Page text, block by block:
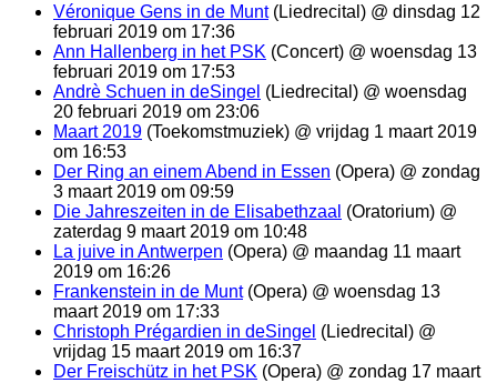
Véronique Gens in de Munt(Liedrecital) @ dinsdag 12
februari 2019 om 17:36
Ann Hallenberg in het PSK (Concert) @ woensdag 13
februari 2019 om 17:53
Andrè Schuen in deSingel (Liedrecital) @ woensdag
20 februari 2019 om 23:06
Maart 2019 (Toekomstmuziek) @ vrijdag 1 maart 2019
om 16:53
Der Ring an einem Abend in Essen (Opera) @ zondag
3 maart 2019 om 09:59
Die Jahreszeiten in de Elisabethzaal (Oratorium) @
zaterdag 9 maart 2019 om 10:48
La juive in Antwerpen (Opera) @ maandag 11 maart
2019 om 16:26
Frankenstein in de Munt(Opera) @ woensdag 13
maart 2019 om 17:33
Christoph Prégardien in deSingel (Liedrecital) @
vrijdag 15 maart 2019 om 16:37
Der Freischütz in het PSK (Opera) @ zondag 17 maart